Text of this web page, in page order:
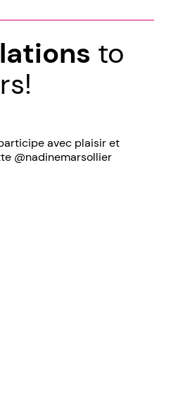
to
avec plaisir et
@nadinemarsollier